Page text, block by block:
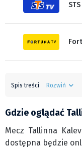
Spis treści Rozwiń
Gdzie oglądać
Mecz Tallinna
dostępna będzie